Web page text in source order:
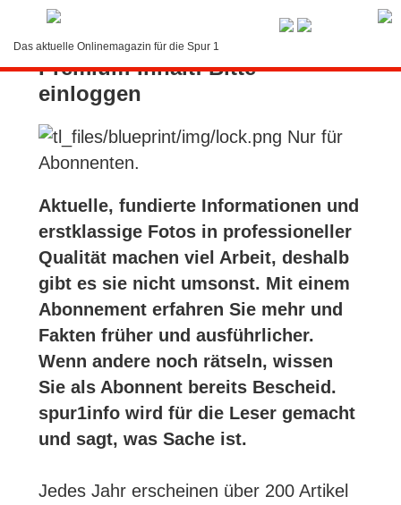
Das aktuelle Onlinemagazin für die Spur 1
Premium-Inhalt: Bitte
einloggen
Nur für
Abonnenten.
Aktuelle, fundierte Informationen und
erstklassige Fotos in professioneller
Qualität machen viel Arbeit, deshalb
gibt es sie nicht umsonst. Mit einem
Abonnement erfahren Sie mehr und
Fakten früher und ausführlicher.
Wenn andere noch rätseln, wissen
Sie als Abonnent bereits Bescheid.
spur1info wird für die Leser gemacht
und sagt, was Sache ist.
Jedes Jahr erscheinen über 200 Artikel
LOGIN
Kontakt
Abonnement